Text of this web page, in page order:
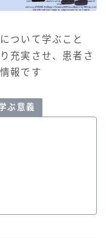
について学ぶこと
充実させ、患者さ
報です
ぶ意義